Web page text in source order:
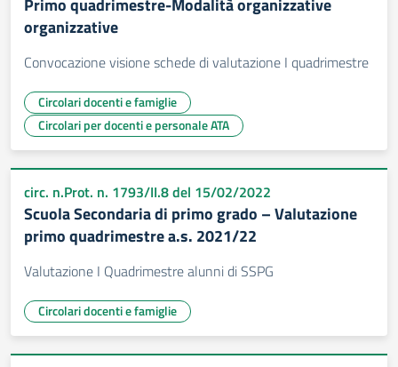
Primo quadrimestre-Modalità organizzative
organizzative
Convocazione visione schede di valutazione I quadrimestre
Circolari docenti e famiglie
Circolari per docenti e personale ATA
circ. n.Prot. n. 1793/II.8 del 15/02/2022
Scuola Secondaria di primo grado – Valutazione
primo quadrimestre a.s. 2021/22
Valutazione I Quadrimestre alunni di SSPG
Circolari docenti e famiglie